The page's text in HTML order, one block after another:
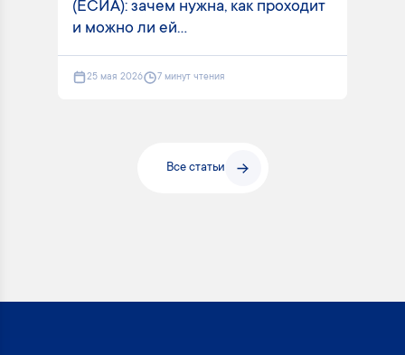
(ЕСИА): зачем нужна, как проходит
и можно ли ей...
25 мая 2026 7 минут чтения
Все статьи